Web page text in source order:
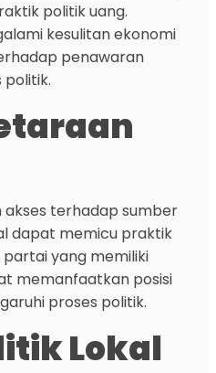
politik uang.
kesulitan ekonomi
penawaran
politik.
terhadap sumber
dapat memicu praktik
yang memiliki
memanfaatkan posisi
proses politik.
Lokal